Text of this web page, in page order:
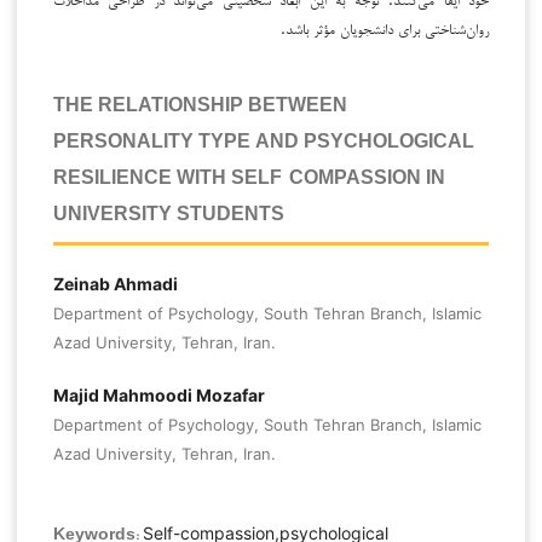
روان‌شناختی برای دانشجویان مؤثر باشد.
THE RELATIONSHIP BETWEEN
PERSONALITY TYPE AND PSYCHOLOGICAL
RESILIENCE WITH SELF-COMPASSION IN
UNIVERSITY STUDENTS
Zeinab Ahmadi
Department of Psychology, South Tehran Branch, Islamic
Azad University, Tehran, Iran.
Majid Mahmoodi Mozafar
Department of Psychology, South Tehran Branch, Islamic
Azad University, Tehran, Iran.
Keywords: Self-compassion,psychological